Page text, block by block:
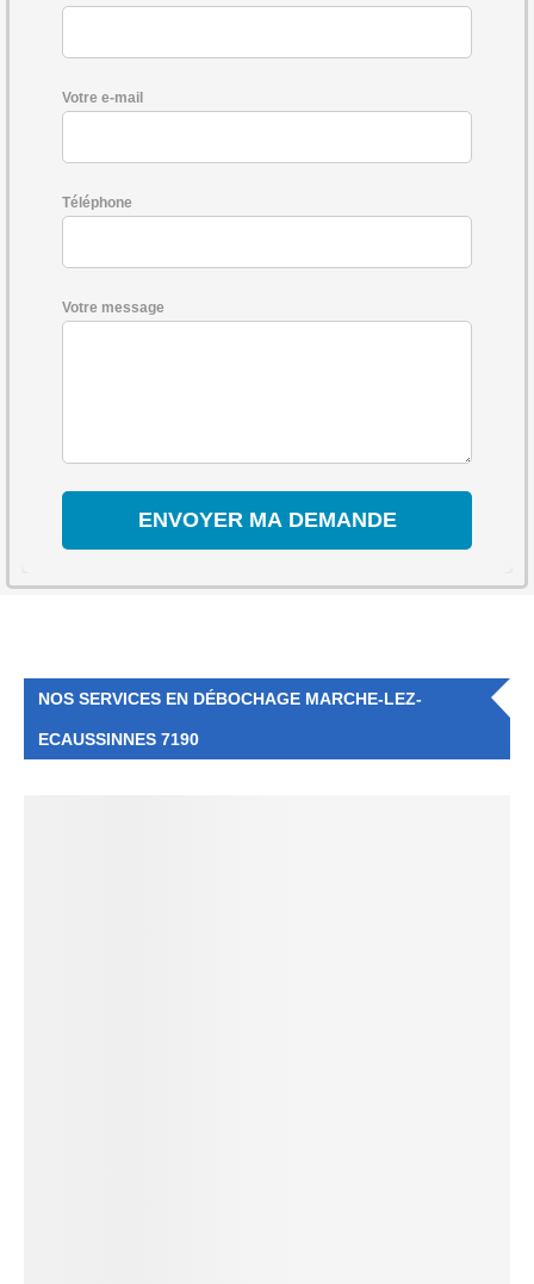
Votre e-mail
Téléphone
Votre message
NOS SERVICES EN DÉBOCHAGE MARCHE-LEZ-
ECAUSSINNES 7190